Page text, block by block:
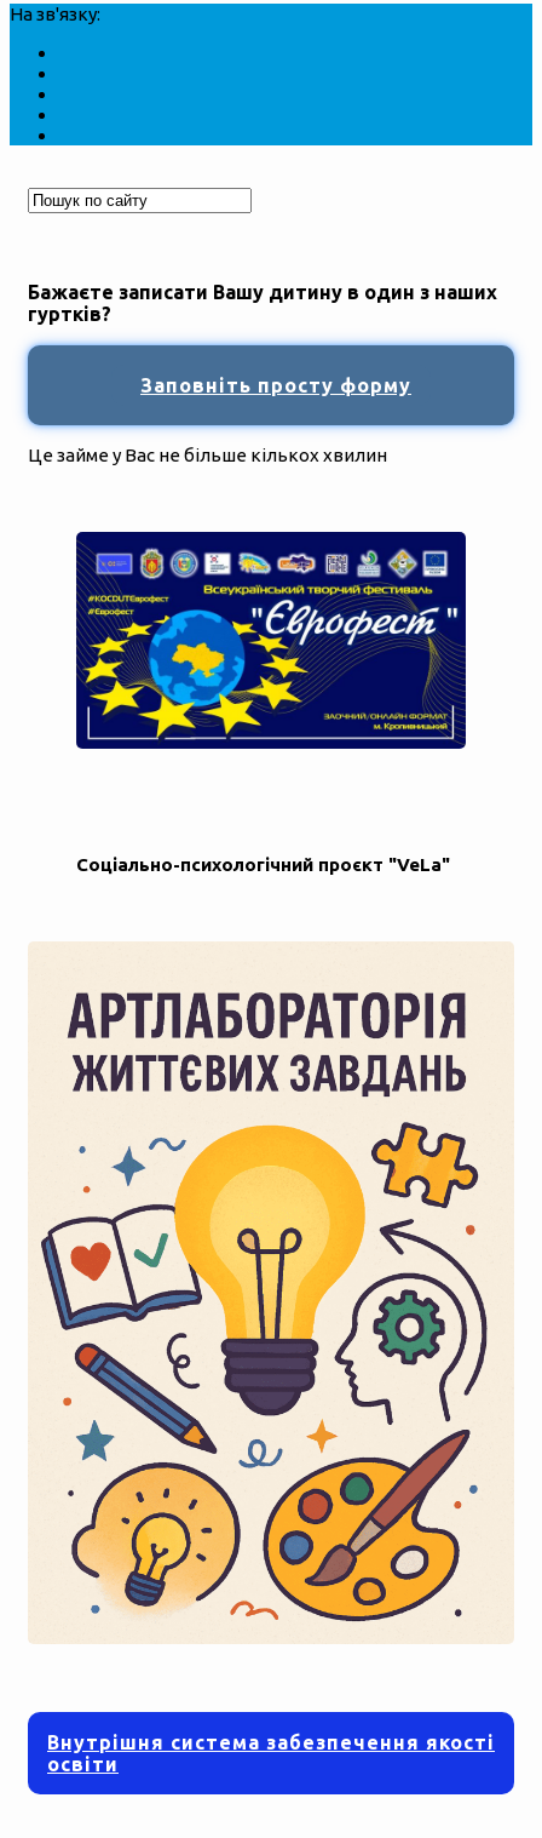
На зв'язку:
Бажаєте записати Вашу дитину в один з наших
гуртків?
Заповніть просту форму
Це займе у Вас не більше кількох хвилин
Соціально-психологічний проєкт "VeLa"
Внутрішня система забезпечення якості
освіти